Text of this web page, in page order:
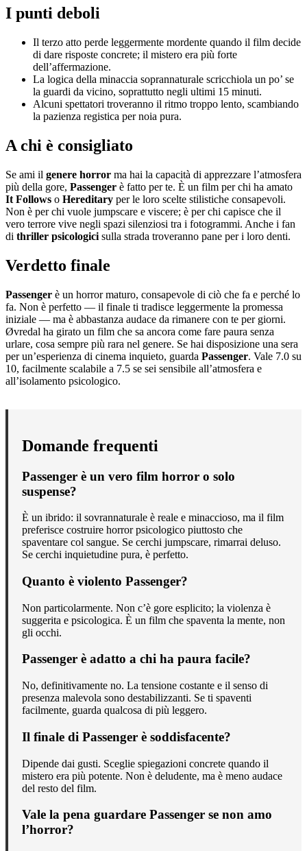
I punti deboli
Il terzo atto perde leggermente mordente quando il film decide
di dare risposte concrete; il mistero era più forte
dell’affermazione.
La logica della minaccia soprannaturale scricchiola un po’ se
la guardi da vicino, soprattutto negli ultimi 15 minuti.
Alcuni spettatori troveranno il ritmo troppo lento, scambiando
la pazienza registica per noia pura.
A chi è consigliato
Se ami il genere horror ma hai la capacità di apprezzare l’atmosfera
più della gore, Passenger è fatto per te. È un film per chi ha amato
It Follows o Hereditary per le loro scelte stilistiche consapevoli.
Non è per chi vuole jumpscare e viscere; è per chi capisce che il
vero terrore vive negli spazi silenziosi tra i fotogrammi. Anche i fan
di thriller psicologici sulla strada troveranno pane per i loro denti.
Verdetto finale
Passenger è un horror maturo, consapevole di ciò che fa e perché lo
fa. Non è perfetto — il finale ti tradisce leggermente la promessa
iniziale — ma è abbastanza audace da rimanere con te per giorni.
Øvredal ha girato un film che sa ancora come fare paura senza
urlare, cosa sempre più rara nel genere. Se hai disposizione una sera
per un’esperienza di cinema inquieto, guarda Passenger. Vale 7.0 su
10, facilmente scalabile a 7.5 se sei sensibile all’atmosfera e
all’isolamento psicologico.
Domande frequenti
Passenger è un vero film horror o solo
suspense?
È un ibrido: il sovrannaturale è reale e minaccioso, ma il film
preferisce costruire horror psicologico piuttosto che
spaventare col sangue. Se cerchi jumpscare, rimarrai deluso.
Se cerchi inquietudine pura, è perfetto.
Quanto è violento Passenger?
Non particolarmente. Non c’è gore esplicito; la violenza è
suggerita e psicologica. È un film che spaventa la mente, non
gli occhi.
Passenger è adatto a chi ha paura facile?
No, definitivamente no. La tensione costante e il senso di
presenza malevola sono destabilizzanti. Se ti spaventi
facilmente, guarda qualcosa di più leggero.
Il finale di Passenger è soddisfacente?
Dipende dai gusti. Sceglie spiegazioni concrete quando il
mistero era più potente. Non è deludente, ma è meno audace
del resto del film.
Vale la pena guardare Passenger se non amo
l’horror?